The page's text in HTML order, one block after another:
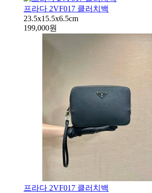
프라다 2VF017 클러치백
23.5x15.5x6.5cm
199,000원
프라다 2VF017 클러치백